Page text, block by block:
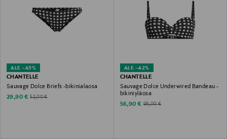
ALE –43%
CHANTELLE
Sauvage Dolce Briefs -bikinialaosa
Discounted Price
29,90 € Original Price
52,00 €
ALE –42%
CHANTELLE
Sauvage Dolce Underwired Bandeau -
bikiniyläosa
Discounted Price
56,90 € Original Price
98,00 €